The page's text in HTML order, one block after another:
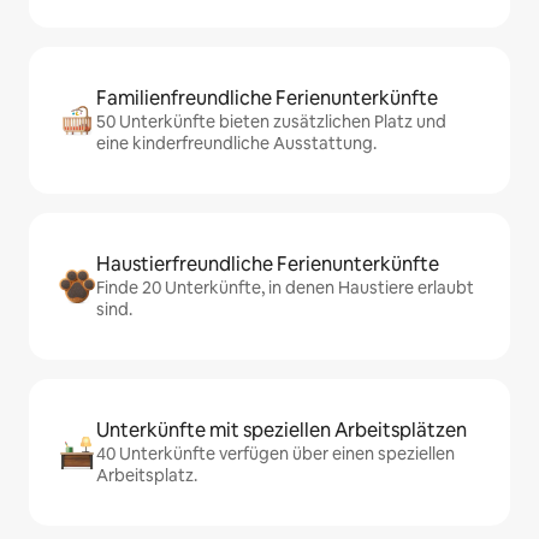
Familienfreundliche Ferienunterkünfte
50 Unterkünfte bieten zusätzlichen Platz und
eine kinderfreundliche Ausstattung.
Haustierfreundliche Ferienunterkünfte
Finde 20 Unterkünfte, in denen Haustiere erlaubt
sind.
Unterkünfte mit speziellen Arbeitsplätzen
40 Unterkünfte verfügen über einen speziellen
Arbeitsplatz.